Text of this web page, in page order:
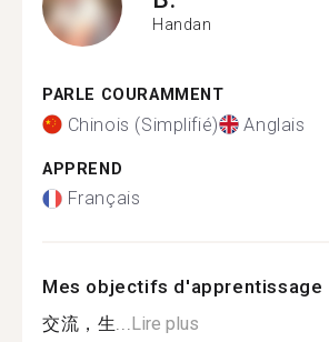
Handan
PARLE COURAMMENT
Chinois (Simplifié) Anglais
APPREND
Français
Mes objectifs d'apprentissage
交流，生...Lire plus